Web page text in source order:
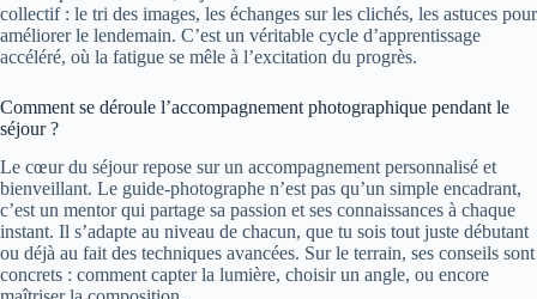
collectif : le tri des images, les échanges sur les clichés, les astuces pour
améliorer le lendemain. C’est un véritable cycle d’apprentissage
accéléré, où la fatigue se mêle à l’excitation du progrès.
Comment se déroule l’accompagnement photographique pendant le
séjour ?
Le cœur du séjour repose sur un accompagnement personnalisé et
bienveillant. Le guide-photographe n’est pas qu’un simple encadrant,
c’est un mentor qui partage sa passion et ses connaissances à chaque
instant. Il s’adapte au niveau de chacun, que tu sois tout juste débutant
ou déjà au fait des techniques avancées. Sur le terrain, ses conseils sont
concrets : comment capter la lumière, choisir un angle, ou encore